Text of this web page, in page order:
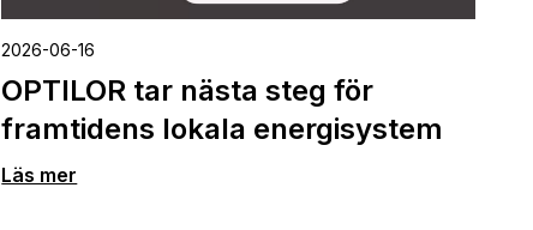
2026-06-16
OPTILOR tar nästa steg för
framtidens lokala energisystem
Läs mer